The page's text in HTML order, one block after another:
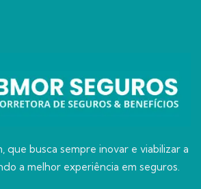
que busca sempre inovar e viabilizar a
a melhor experiência em seguros.